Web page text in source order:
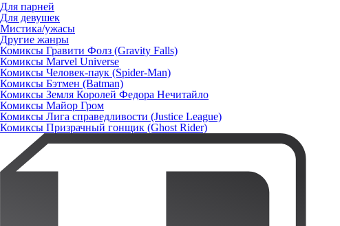
Для парней
Для девушек
Мистика/ужасы
Другие жанры
Комиксы Гравити Фолз (Gravity Falls)
Комиксы Marvel Universe
Комиксы Человек-паук (Spider-Man)
Комиксы Бэтмен (Batman)
Комиксы Земля Королей Федора Нечитайло
Комиксы Майор Гром
Комиксы Лига справедливости (Justice League)
Комиксы Призрачный гонщик (Ghost Rider)